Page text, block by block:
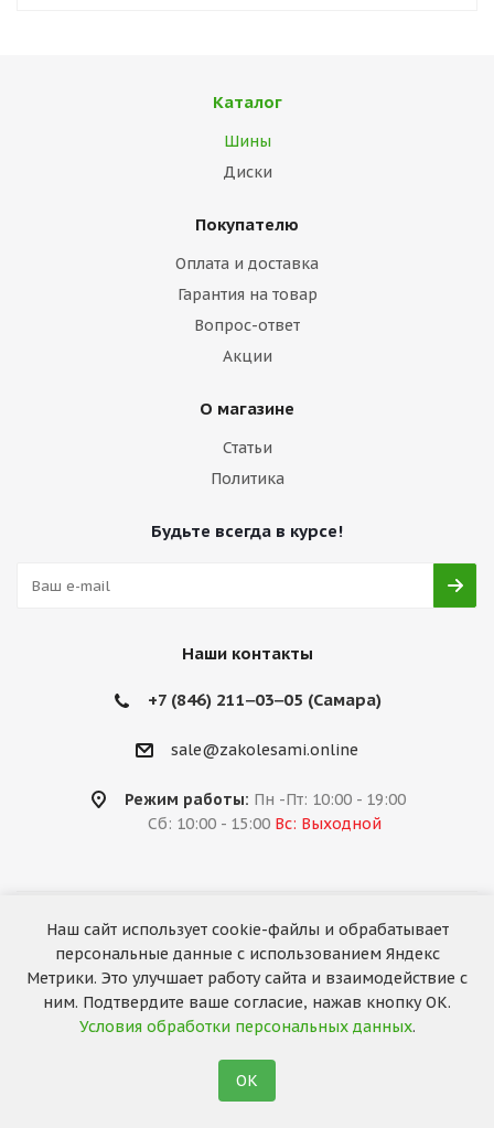
Каталог
Шины
Диски
Покупателю
Оплата и доставка
Гарантия на товар
Вопрос-ответ
Акции
О магазине
Статьи
Политика
Будьте всегда в курсе!
Наши контакты
+7 (846) 211‒03‒05 (Самара)
sale@zakolesami.online
Режим работы: Пн -Пт: 10:00 - 19:00
Сб: 10:00 - 15:00 Вс: Выходной
2026 © «За колёсами.Online»
Запуск сайта —RuMaster
Наш сайт использует cookie-файлы и обрабатывает
персональные данные с использованием Яндекс
Метрики. Это улучшает работу сайта и взаимодействие с
ним. Подтвердите ваше согласие, нажав кнопку ОК.
Условия обработки персональных данных.
ОК